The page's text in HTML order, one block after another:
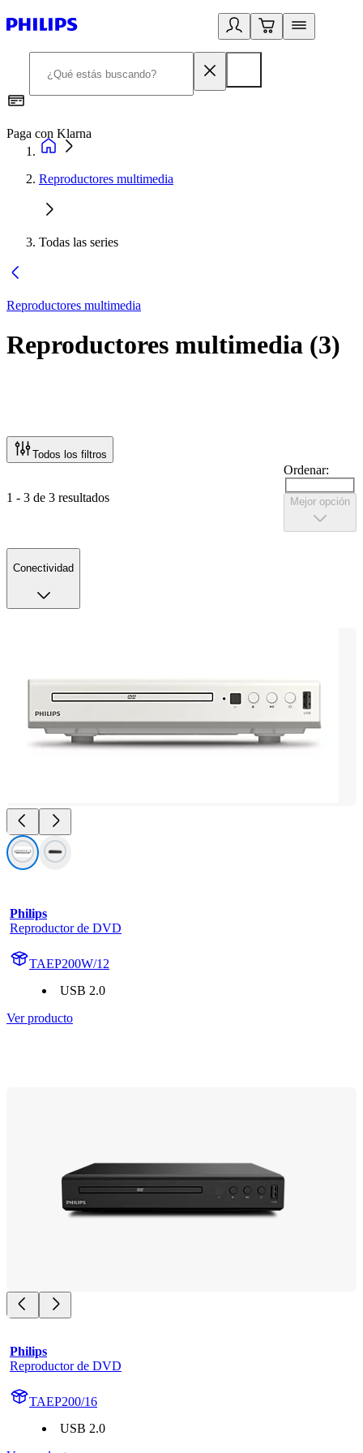
Paga con Klarna
Reproductores multimedia
Todas las series
Reproductores multimedia
Reproductores multimedia (3)
Todos los filtros
1 - 3 de 3 resultados
Ordenar:
Mejor opción
Conectividad
Philips
Reproductor de DVD
TAEP200W/12
USB 2.0
Ver producto
Philips
Reproductor de DVD
TAEP200/16
USB 2.0